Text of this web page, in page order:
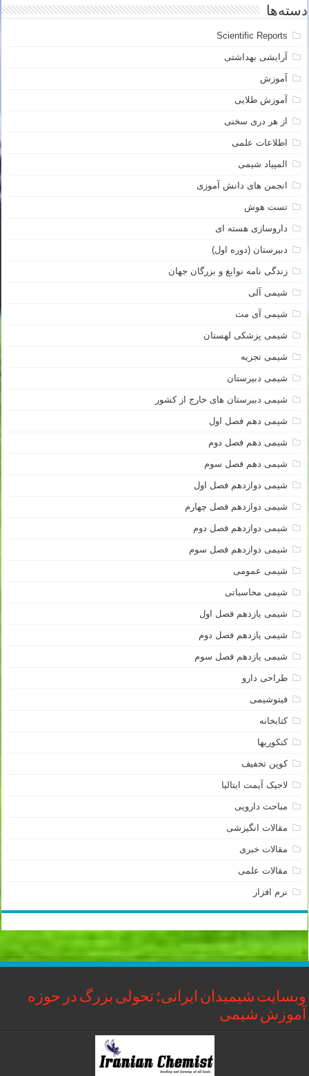
دسته‌ها
Scientific Reports
آرایشی بهداشتی
آموزش
آموزش طلایی
از هر دری سخنی
اطلاعات علمی
المپیاد شیمی
انجمن های دانش آموزی
تست هوش
داروسازی هسته ای
دبیرستان (دوره اول)
زندگی نامه نوابغ و بزرگان جهان
شیمی آلی
شیمی آی مت
شیمی پزشکی لهستان
شیمی تجزیه
شیمی دبیرستان
شیمی دبیرستان های خارج از کشور
شیمی دهم فصل اول
شیمی دهم فصل دوم
شیمی دهم فصل سوم
شیمی دوازدهم فصل اول
شیمی دوازدهم فصل چهارم
شیمی دوازدهم فصل دوم
شیمی دوازدهم فصل سوم
شیمی عمومی
شیمی محاسباتی
شیمی یازدهم فصل اول
شیمی یازدهم فصل دوم
شیمی یازدهم فصل سوم
طراحی دارو
فیتوشیمی
کتابخانه
کنکوریها
کوپن تخفیف
لاجیک آیمت ایتالیا
مباحث دارویی
مقالات انگیزشی
مقالات خبری
مقالات علمی
نرم افزار
وبسایت شیمیدان ایرانی؛ تحولی بزرگ در حوزه
آموزش شیمی